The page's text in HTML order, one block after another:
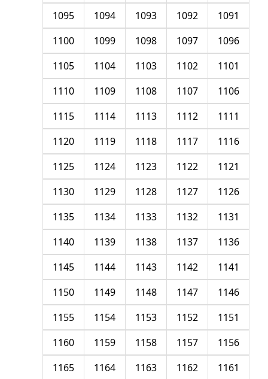
1091
1092
1093
1094
1095
1096
1097
1098
1099
1100
1101
1102
1103
1104
1105
1106
1107
1108
1109
1110
1111
1112
1113
1114
1115
1116
1117
1118
1119
1120
1121
1122
1123
1124
1125
1126
1127
1128
1129
1130
1131
1132
1133
1134
1135
1136
1137
1138
1139
1140
1141
1142
1143
1144
1145
1146
1147
1148
1149
1150
1151
1152
1153
1154
1155
1156
1157
1158
1159
1160
1161
1162
1163
1164
1165